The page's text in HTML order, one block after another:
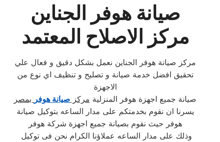
صيانة هوفر الجناين
مركز الاصلاح المعتمد
مركز صيانة هوفر الجناين نعمل بشكل دقيق و فعال علي
تحقيق افضل خدمة صيانة و تصليح و تنظيف اي نوع من
الاجهزة
صيانة جميع اجهزة هوفر المنزلية مركز صيانة هوفر بمصر
يسرنا ان نقوم بخدمتكم على مدار الساعه بتوكيل صيانة
هوفر حيث نقوم بصيانة جميع اجهزة شركة هوفر